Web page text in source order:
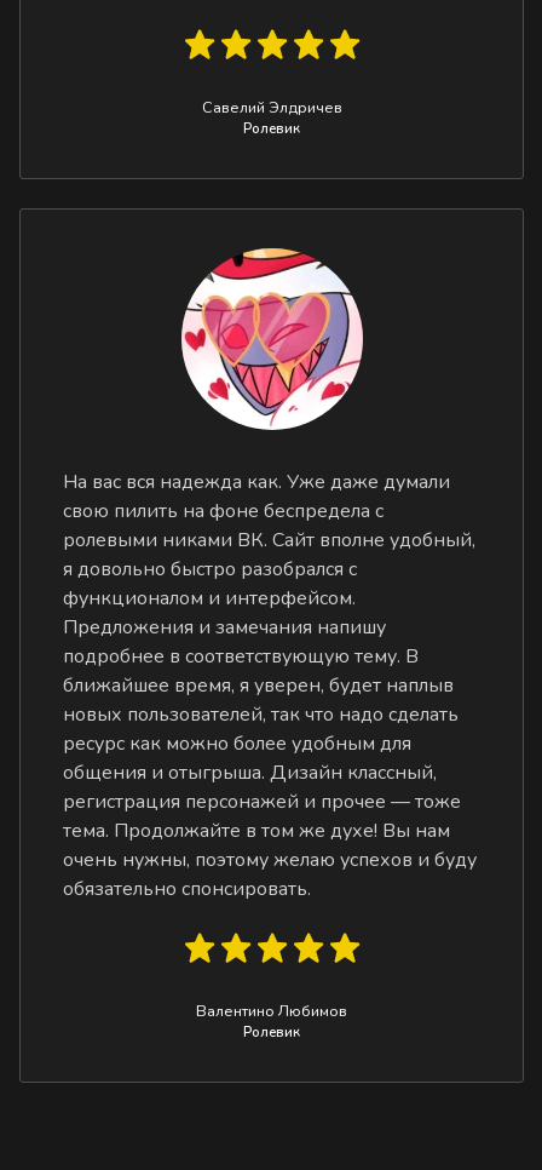
Савелий Элдричев
Ролевик
На вас вся надежда как. Уже даже думали
свою пилить на фоне беспредела с
ролевыми никами ВК. Сайт вполне удобный,
я довольно быстро разобрался с
функционалом и интерфейсом.
Предложения и замечания напишу
подробнее в соответствующую тему. В
ближайшее время, я уверен, будет наплыв
новых пользователей, так что надо сделать
ресурс как можно более удобным для
общения и отыгрыша. Дизайн классный,
регистрация персонажей и прочее — тоже
тема. Продолжайте в том же духе! Вы нам
очень нужны, поэтому желаю успехов и буду
обязательно спонсировать.
Валентино Любимов
Ролевик